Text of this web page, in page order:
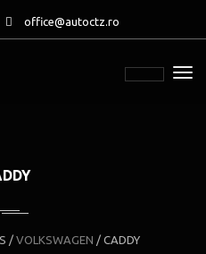
office@autoctz.ro
/ VOLKSWAGEN / CADDY